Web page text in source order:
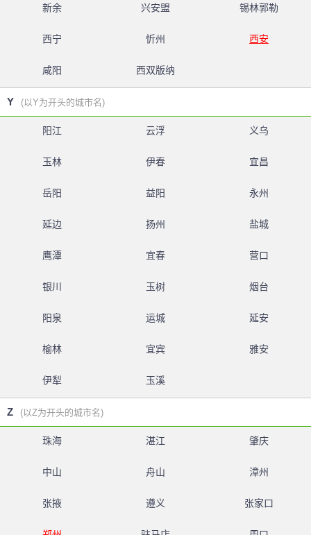
新余 兴安盟 锡林郭勒
西宁 忻州 西安
咸阳 西双版纳
Y (以Y为开头的城市名)
阳江 云浮 义乌
玉林 伊春 宜昌
岳阳 益阳 永州
延边 扬州 盐城
鹰潭 宜春 营口
银川 玉树 烟台
阳泉 运城 延安
榆林 宜宾 雅安
伊犁 玉溪
Z (以Z为开头的城市名)
珠海 湛江 肇庆
中山 舟山 漳州
张掖 遵义 张家口